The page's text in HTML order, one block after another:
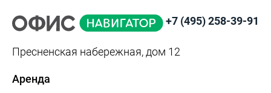
+7 (495) 258-39-91
Пресненская набережная, дом 12
Аренда